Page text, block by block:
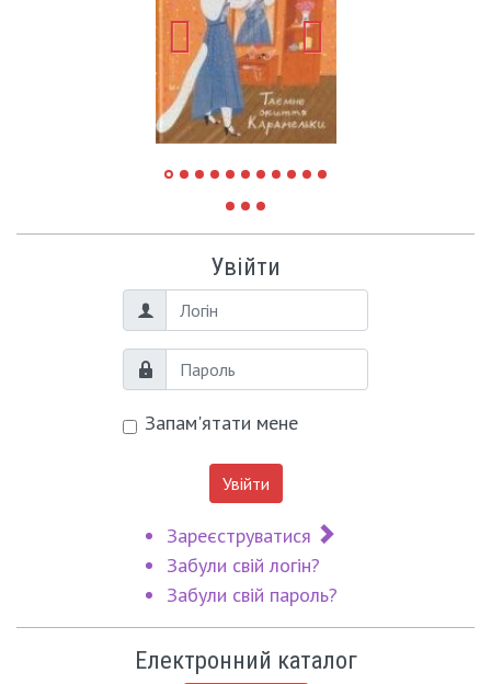
Увійти
Логін
Пароль
Запам'ятати мене
Увійти
Зареєструватися
Забули свій логін?
Забули свій пароль?
Електронний каталог